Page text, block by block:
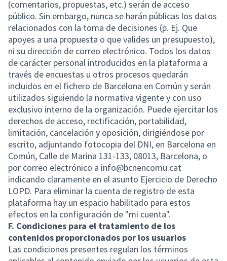
(comentarios, propuestas, etc.) serán de acceso
público. Sin embargo, nunca se harán públicas los datos
relacionados con la toma de decisiones (p. Ej. Que
apoyes a una propuesta o que valides un presupuesto),
ni su dirección de correo electrónico. Todos los datos
de carácter personal introducidos en la plataforma a
través de encuestas u otros procesos quedarán
incluidos en el fichero de Barcelona en Común y serán
utilizados siguiendo la normativa vigente y con uso
exclusivo interno de la organización. Puede ejercitar los
derechos de acceso, rectificación, portabilidad,
limitación, cancelación y oposición, dirigiéndose por
escrito, adjuntando fotocopia del DNI, en Barcelona en
Común, Calle de Marina 131-133, 08013, Barcelona, ​​o
por correo electrónico a info@bcnencomu.cat
indicando claramente en el asunto Ejercicio de Derecho
LOPD. Para eliminar la cuenta de registro de esta
plataforma hay un espacio habilitado para estos
efectos en la configuración de "mi cuenta".
F. Condiciones para el tratamiento de los
contenidos proporcionados por los usuarios
Las condiciones presentes regulan los términos